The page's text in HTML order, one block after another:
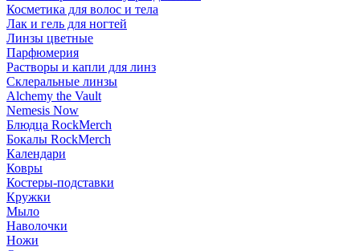
Косметика для волос и тела
Лак и гель для ногтей
Линзы цветные
Парфюмерия
Растворы и капли для линз
Склеральные линзы
Alchemy the Vault
Nemesis Now
Блюдца RockMerch
Бокалы RockMerch
Календари
Ковры
Костеры-подставки
Кружки
Мыло
Наволочки
Ножи